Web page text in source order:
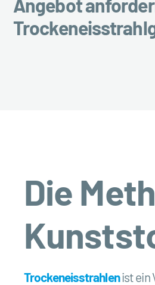
Angebot
Die
Trockeneisstrahlenist ein